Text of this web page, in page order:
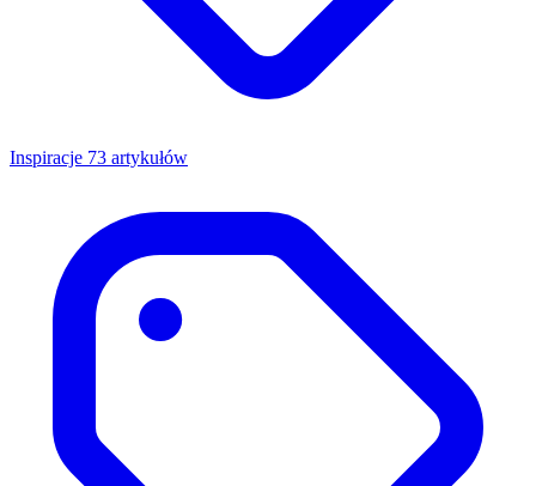
Inspiracje 73 artykułów